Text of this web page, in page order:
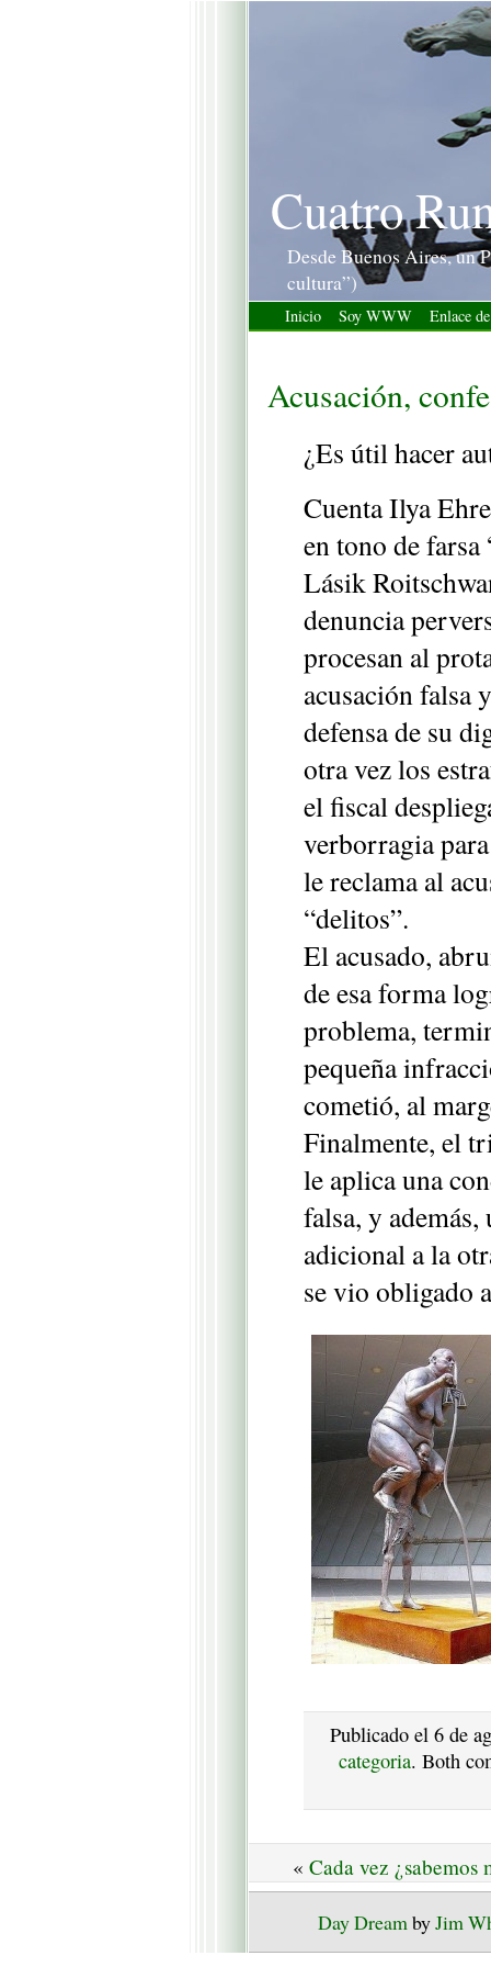
Cuatro
Desde Buenos Aires, un
cultura”)
Inicio Soy WWW Enlace
Acusación,
¿Es útil hacer
Cuenta Ilya
en tono de
Lásik
denuncia
procesan al
acusación falsa
defensa de su
otra vez los
el fiscal
verborragia
le reclama al
“delitos”.
El acusado,
de esa forma
problema,
pequeña
cometió, al
Finalmente, el
le aplica una
falsa, y además,
adicional a la
se vio obligado
Publicado el 6 de
categoria. Both
« Cada vez ¿sabemos
Day DreambyJim